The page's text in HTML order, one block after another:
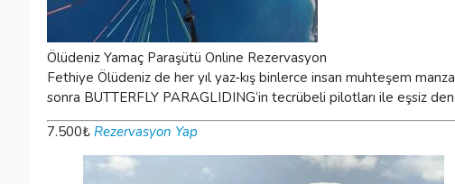
Ölüdeniz Yamaç Paraşütü Online Rezervasyon
Fethiye Ölüdeniz de her yıl yaz-kış binlerce insan muhteşem
sonra BUTTERFLY PARAGLIDING‘in tecrübeli pilotları ile eşsiz
7.500₺ Rezervasyon Yap